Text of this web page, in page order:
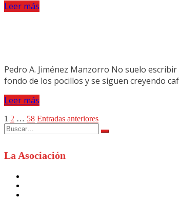
Leer más
Pedro A. Jiménez Manzorro No suelo
fondo de los pocillos y se siguen creyendo
Leer más
Paginación
de
1 2 … 58 Entradas anteriores
Buscar:
La Asociación